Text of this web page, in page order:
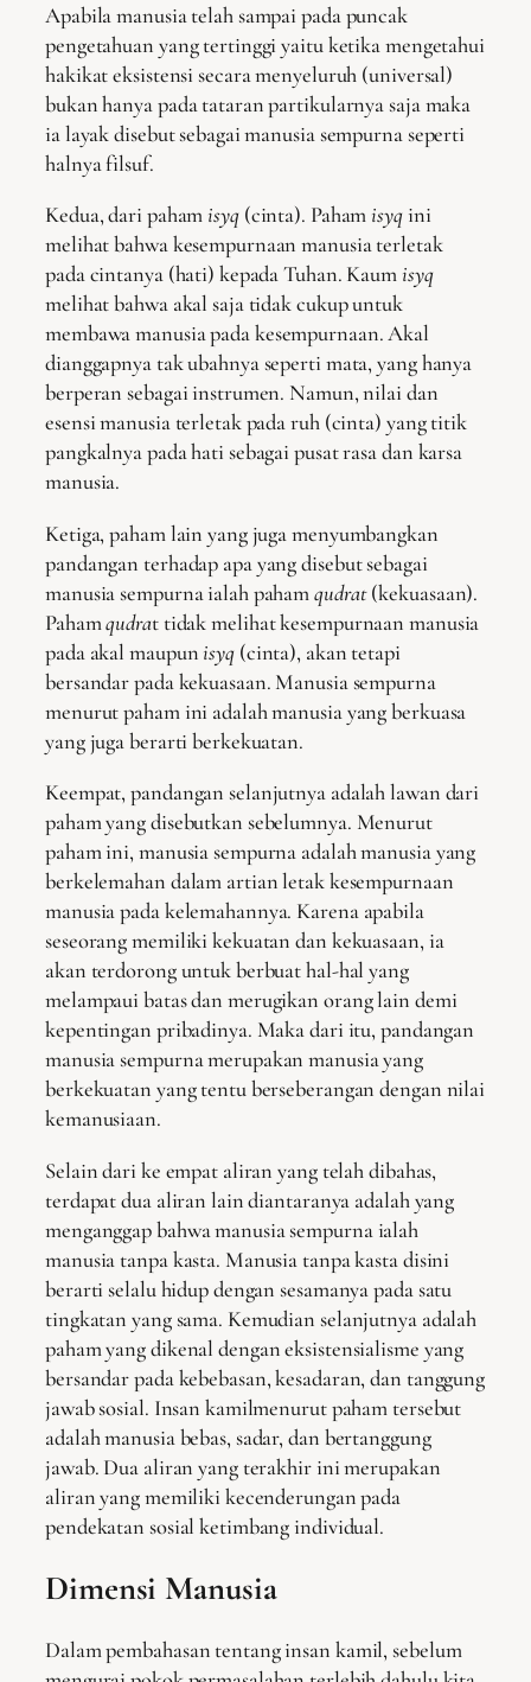
Apabila manusia telah sampai pada puncak
pengetahuan yang tertinggi yaitu ketika mengetahui
hakikat eksistensi secara menyeluruh (universal)
bukan hanya pada tataran partikularnya saja maka
ia layak disebut sebagai manusia sempurna seperti
halnya filsuf.
Kedua, dari paham isyq(cinta). Paham isyqini
melihat bahwa kesempurnaan manusia terletak
pada cintanya (hati) kepada Tuhan. Kaum isyq
melihat bahwa akal saja tidak cukup untuk
membawa manusia pada kesempurnaan. Akal
dianggapnya tak ubahnya seperti mata, yang hanya
berperan sebagai instrumen. Namun, nilai dan
esensi manusia terletak pada ruh (cinta) yang titik
pangkalnya pada hati sebagai pusat rasa dan karsa
manusia.
Ketiga, paham lain yang juga menyumbangkan
pandangan terhadap apa yang disebut sebagai
manusia sempurna ialah pahamqudrat(kekuasaan).
Pahamqudrat tidak melihat kesempurnaan manusia
pada akal maupun isyq(cinta), akan tetapi
bersandar pada kekuasaan. Manusia sempurna
menurut paham ini adalah manusia yang berkuasa
yang juga berarti berkekuatan.
Keempat, pandangan selanjutnya adalah lawan dari
paham yang disebutkan sebelumnya. Menurut
paham ini, manusia sempurna adalah manusia yang
berkelemahan dalam artian letak kesempurnaan
manusia pada kelemahannya. Karena apabila
seseorang memiliki kekuatan dan kekuasaan, ia
akan terdorong untuk berbuat hal-hal yang
melampaui batas dan merugikan orang lain demi
kepentingan pribadinya. Maka dari itu, pandangan
manusia sempurna merupakan manusia yang
berkekuatan yang tentu berseberangan dengan nilai
kemanusiaan.
Selain dari ke empat aliran yang telah dibahas,
terdapat dua aliran lain diantaranya adalah yang
menganggap bahwa manusia sempurna ialah
manusia tanpa kasta. Manusia tanpa kasta disini
berarti selalu hidup dengan sesamanya pada satu
tingkatan yang sama. Kemudian selanjutnya adalah
paham yang dikenal dengan eksistensialisme yang
bersandar pada kebebasan, kesadaran, dan tanggung
jawab sosial. Insan kamilmenurut paham tersebut
adalah manusia bebas, sadar, dan bertanggung
jawab. Dua aliran yang terakhir ini merupakan
aliran yang memiliki kecenderungan pada
pendekatan sosial ketimbang individual.
Dimensi Manusia
Dalam pembahasan tentang insan kamil, sebelum